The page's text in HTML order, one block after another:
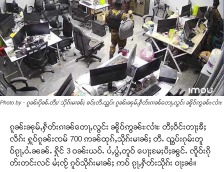
Photo by - ၵူၼ်းပိုၼ်ႉတီႈ/ သိုၵ်းမၢၼ်ႈ ၶဝ်ႈတီႉၺွပ်း ၵူၼ်းၼုမ်ႇႁဵတ်းၵၢၼ်တေႃႇလွင်း ၼိူဝ်ဢွၼ်ႊလၢႆႊ
ၵူၼ်းၼုမ်ႇႁဵတ်းၵၢၼ်တေႃႇလွင်း ၼိူဝ်ဢွၼ်ႊလၢႆႊ တီႈဝဵင်းတႃႈၶီႈ
လဵၵ်း ႁူဝ်ၵူၼ်းၸမ် 700 ဢၼ်ထုၵ်ႇသိုၵ်းမၢၼ်ႈ တီႉ ၺွပ်းၵုမ်းတူ
ဝ်ၵႂႃႇဝႆႉၼၼ်ႉ ႁိုင် 3 ဝၼ်းယဝ်ႉ ပႆႇပွႆႇတူဝ် ပေႃႈမႄႈပီႈၼွင်ႉ ၸိူဝ်းၵို
တ်းတင်းလင် မႆႈၸႂ် ၵူဝ်သိုၵ်းမၢၼ်ႈ ဢဝ် ၵႂႃႇႁဵတ်းသိုၵ်း ဝႃႈၼႆ။